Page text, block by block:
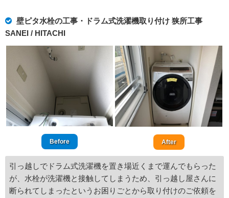
壁ピタ水栓の工事・ドラム式洗濯機取り付け 狭所工事
SANEI / HITACHI
Before After
引っ越しでドラム式洗濯機を置き場近くまで運んでもらった
が、水栓が洗濯機と接触してしまうため、引っ越し屋さんに
断られてしまったというお困りごとから取り付けのご依頼を